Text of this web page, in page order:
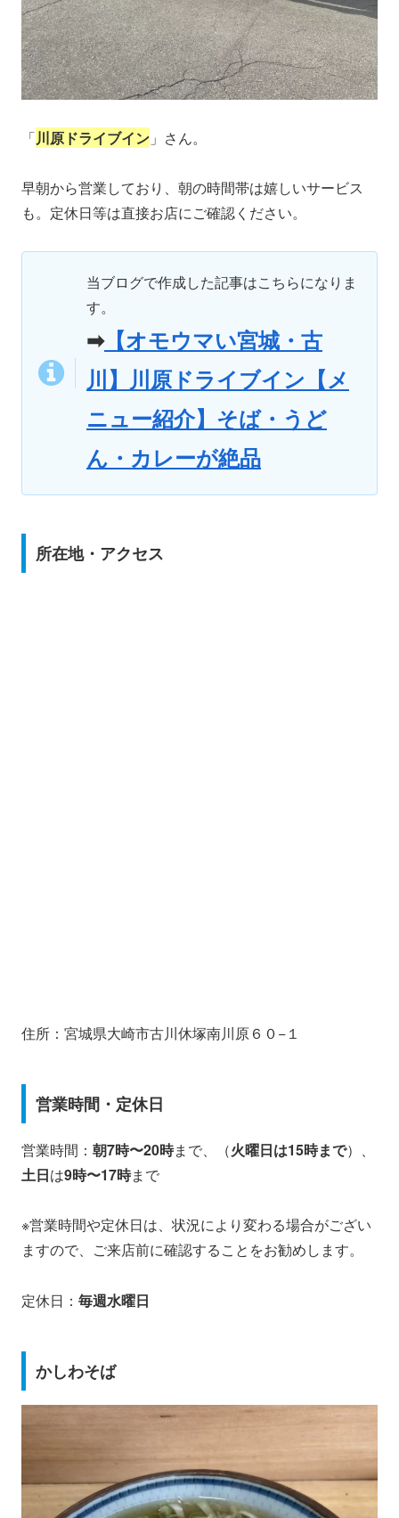
「川原ドライブイン 」さん。
早朝から営業しており、朝の時間帯は嬉しいサービス
も。定休日等は直接お店にご確認ください。
当ブログで作成した記事はこちらになりま
す。
➡【オモウマい宮城・古
川】川原ドライブイン【メ
ニュー紹介】そば・うど
ん・カレーが絶品
所在地・アクセス
住所：宮城県大崎市古川休塚南川原６０−１
営業時間・定休日
営業時間： 朝7時〜20時まで、（火曜日は15時まで）、
土日は9時〜17時まで
※営業時間や定休日は、状況により変わる場合がござい
ますので、ご来店前に確認することをお勧めします。
定休日： 毎週水曜日
かしわそば